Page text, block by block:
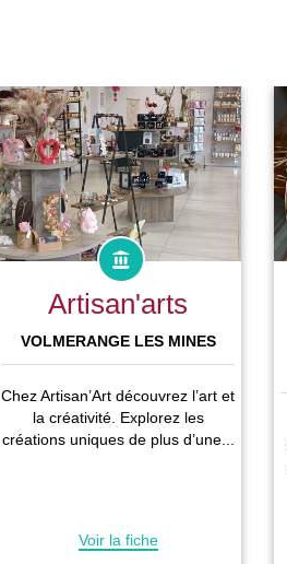
Artisan'arts
VOLMERANGE LES MINES
Chez Artisan’Art découvrez l’art et
la créativité. Explorez les
créations uniques de plus d’une...
Voir la fiche